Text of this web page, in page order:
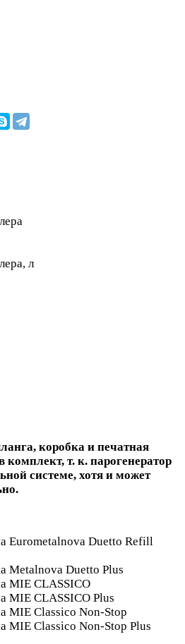
л
коробка и печатная
комплект, т. к. парогенератор
системе, хотя и может
Eurometalnova Duetto Refill
Metalnova Duetto Plus
MIE CLASSICO
MIE CLASSICO Plus
MIE Classico Non-Stop
MIE Classico Non-Stop Plus